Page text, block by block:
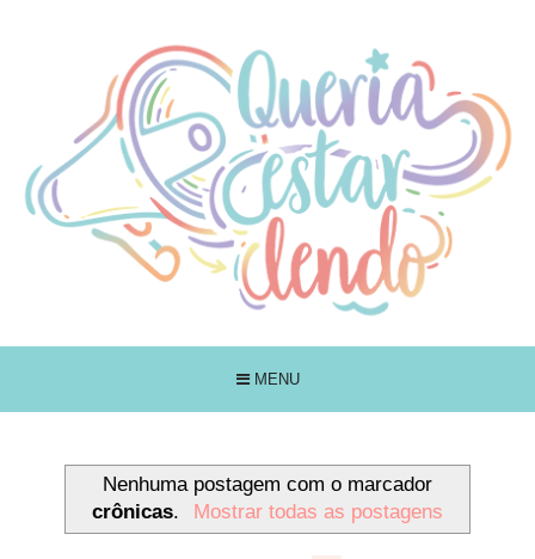
MENU
Nenhuma postagem com o marcador
crônicas. Mostrar todas as postagens